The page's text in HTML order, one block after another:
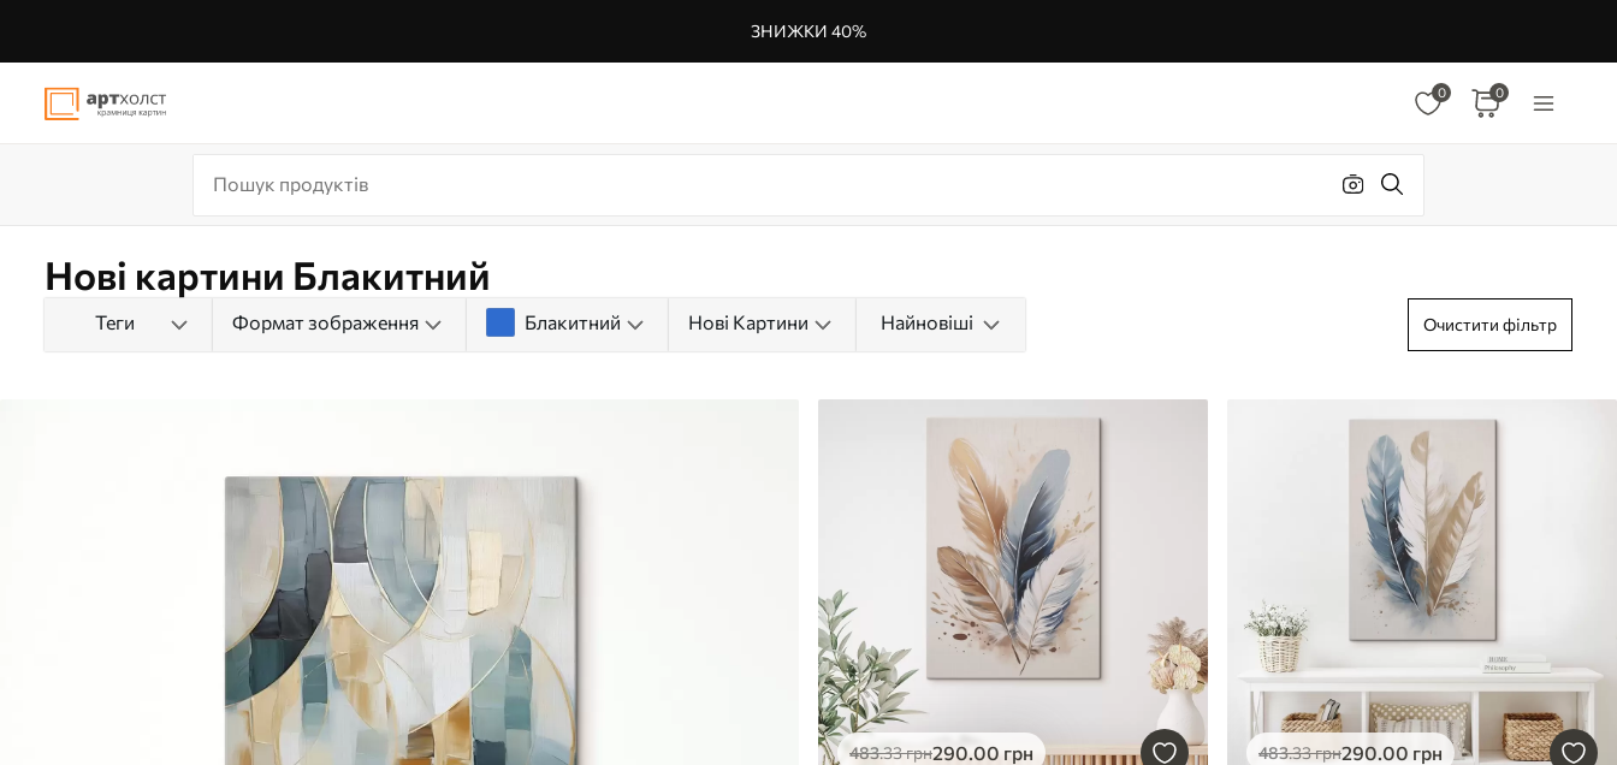
ЗНИЖКИ 40%
0 0
Нові картини Блакитний
Теги Формат зображення Блакитний Нові Картини Найновіші Очистити фільтр
483.33грн290.00 грн 483.33грн290.00 грн